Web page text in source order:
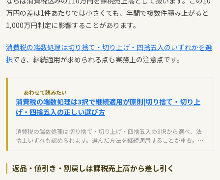
万円の差は1件あたりでは小さくても、年間で複数件積み上がると
1,000万円判定に影響することがあります。
消費税の端数処理は切り捨て・切り上げ・四捨五入のいずれかを選
択でき、継続適用が求められる点も実務上の注意点です。
あわせて読みたい
消費税の端数処理は3択で継続適用が原則|切り捨て・切り上
げ・四捨五入の正しい選び方
消費税の端数処理は切り捨て・切り上げ・四捨五入の3択から選べ、法
令上いずれも認められます。選んだ方法を継続適用することが重要。イ
返品・値引き・割戻しは課税売上高から差し引く